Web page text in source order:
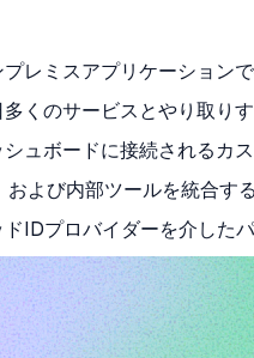
レミスアプリケーション
くのサービスとやり取りす
ュボードに接続されるカス
よび内部ツールを統合する
IDプロバイダーを介した